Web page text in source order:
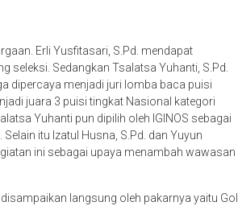
Erli Yusfitasari, S.Pd. mendapat
seleksi. Sedangkan Tsalatsa Yuhanti, S.Pd.
dipercaya menjadi juri lomba baca puisi
juara 3 puisi tingkat Nasional kategori
Yuhanti pun dipilih oleh IGINOS sebagai
itu Izatul Husna, S.Pd. dan Yuyun
ini sebagai upaya menambah wawasan
langsung oleh pakarnya yaitu Gol